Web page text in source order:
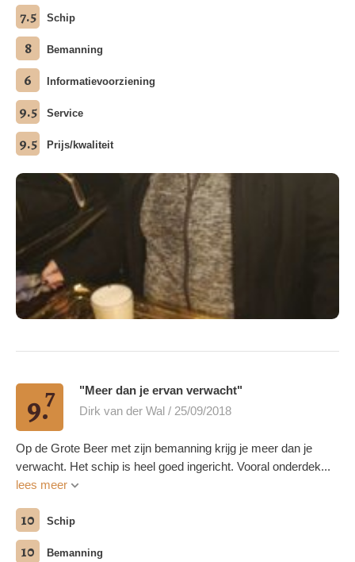
7.5 Schip
8 Bemanning
6 Informatievoorziening
9.5 Service
9.5 Prijs/kwaliteit
9.7
"Meer dan je ervan verwacht"
Dirk van der Wal / 25/09/2018
Op de Grote Beer met zijn bemanning krijg je meer dan je
verwacht. Het schip is heel goed ingericht. Vooral onderdek...
lees meer
10 Schip
10 Bemanning